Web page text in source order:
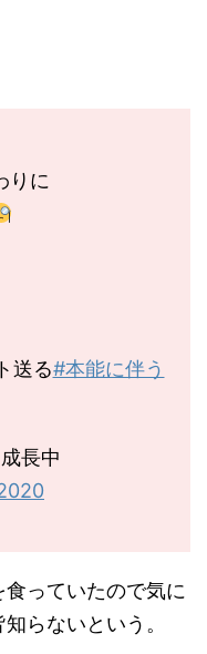
りに
送る#本能に伴う
長中
っていたので気に
らないという。